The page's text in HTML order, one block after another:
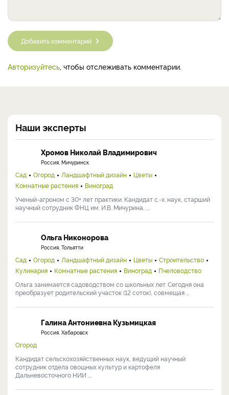
Добавить комментарий
Авторизуйтесь , чтобы отслеживать комментарии.
Наши эксперты
Хромов Николай Владимирович
Россия, Мичуринск
Сад Огород Ландшафтный дизайн
Цветы
Комнатные растения
Виноград
Ученый-агроном с 30+ лет практики. Кандидат с.-х. наук, старший
научный сотрудник ФНЦ им. И.В. Мичурина, ...
Ольга Никонорова
Россия, Тольятти
Сад Огород Ландшафтный дизайн Цветы
Строительство
Кулинария
Комнатные растения Виноград
Пчеловодство
Ольга занимается садоводством со школьных лет. Сегодня она
преобразует родительский участок (12 соток), совмещая ...
Галина Антониевна Кузьмицкая
Россия, Хабаровск
Огород
Кандидат сельскохозяйственных наук, ведущий научный
сотрудник отдела овощных культур и картофеля
Дальневосточного НИИ ...